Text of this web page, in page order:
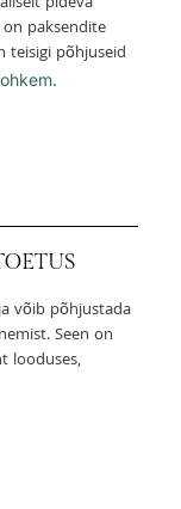
paksendite
teisigi põhjuseid
võib põhjustada
Seen on
looduses,